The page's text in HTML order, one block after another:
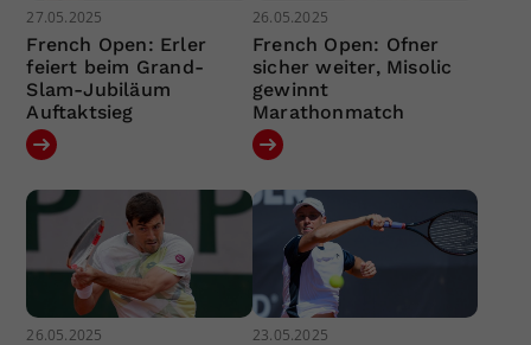
27.05.2025
French Open: Erler
feiert beim Grand-
Slam-Jubiläum
Auftaktsieg
26.05.2025
French Open: Ofner
sicher weiter, Misolic
gewinnt
Marathonmatch
26.05.2025 23.05.2025